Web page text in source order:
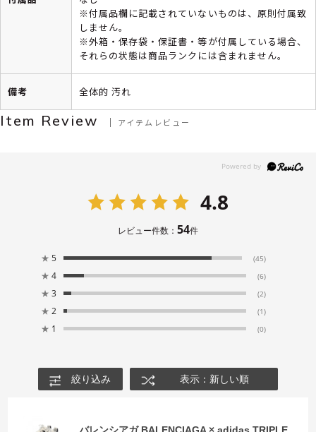
※付属品欄に記載されていないものは、原則付属致
しません。
※外箱・保存袋・保証書・等が付属している場合、
それらの状態は商品ランクには含まれません。
備考 全体的 汚れ
Item Review アイテムレビュー
4.8
レビュー件数： 54件
★ 5 (45)
★ 4 (6)
★ 3 (2)
★ 2 (1)
★ 1 (0)
絞り込み 表示：新しい順
バレンシアガ BALENCIAGA × adidas TRIPLE